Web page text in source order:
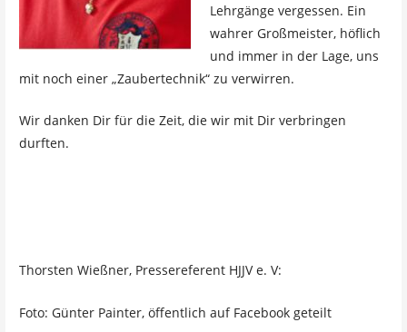
Lehrgänge vergessen. Ein
wahrer Großmeister, höflich
und immer in der Lage, uns
mit noch einer „Zaubertechnik“ zu verwirren.
Wir danken Dir für die Zeit, die wir mit Dir verbringen
durften.
Thorsten Wießner, Pressereferent HJJV e. V:
Foto: Günter Painter, öffentlich auf Facebook geteilt